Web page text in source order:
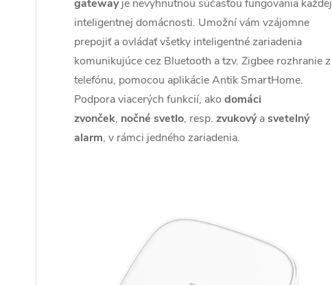
gateway je nevyhnutnou súčasťou fungovania každej
inteligentnej domácnosti. Umožní vám vzájomne
prepojiť a ovládať všetky inteligentné zariadenia
komunikujúce cez Bluetooth a tzv. Zigbee rozhranie z
telefónu, pomocou aplikácie Antik SmartHome.
Podpora viacerých funkcií, ako domáci
zvonček, nočné svetlo, resp. zvukový asvetelný
alarm, v rámci jedného zariadenia.